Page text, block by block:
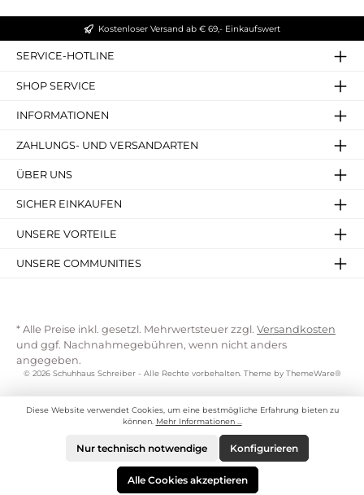
Kostenloser Versand ab € 69,- Einkaufswert
SERVICE-HOTLINE
SHOP SERVICE
INFORMATIONEN
ZAHLUNGS- UND VERSANDARTEN
ÜBER UNS
SICHER EINKAUFEN
UNSERE VORTEILE
UNSERE COMMUNITIES
* Alle Preise inkl. gesetzl. Mehrwertsteuer zzgl. Versandkosten
und ggf. Nachnahmegebühren, wenn nicht anders
angegeben.
© 2026 Schuhhaus Schreiber - Alle Rechte vorbehalten. Theme by ThemeWare®
Diese Website verwendet Cookies, um eine bestmögliche Erfahrung bieten zu
können. Mehr Informationen ...
Nur technisch notwendige Konfigurieren
Alle Cookies akzeptieren